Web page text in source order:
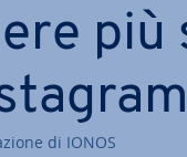
più
di IONOS